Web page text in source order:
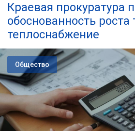
Краевая прокуратура
обоснованность
теплоснабжение
Общество